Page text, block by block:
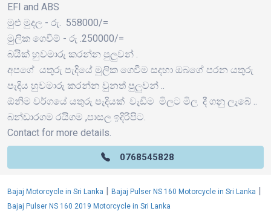
EFI and ABS
මුළු මුදල - රු. 558000/=
මුලික ගෙවීම් - රු .250000/=
බයික් හුවමාරු කරන්න පුලුවන් .
අපගේ යතුරු පැදියේ මුලික ගෙවීම සදහා ඔබගේ පරන යතුරු
පැදිය හුවමාරු කරන්න වුනත් පුලුවන් ..
ඕනිම වර්ගයේ යතුරු පැදියක් වැඩිම මිලට මිල දී ගනු ලැබේ ..
බන්ඩාරගම රයිගම ,පාසල ඉදිරිපිට.
Contact for more details.
0768545828
Bajaj Motorcycle in Sri Lanka | Bajaj Pulser NS 160 Motorcycle in Sri Lanka |
Bajaj Pulser NS 160 2019 Motorcycle in Sri Lanka